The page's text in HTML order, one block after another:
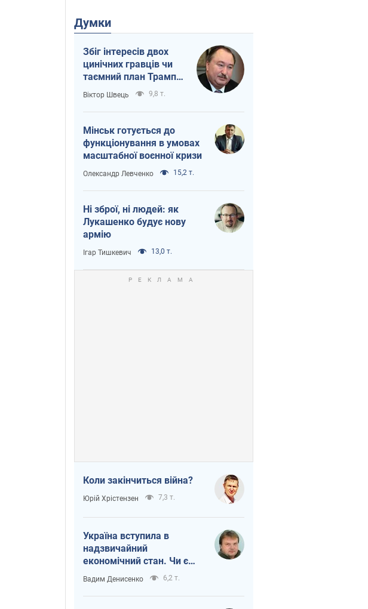
Думки
Збіг інтересів двох
цинічних гравців чи
таємний план Трампа
і Путіна?
Віктор Швець 9,8 т.
Мінськ готується до
функціонування в умовах
масштабної воєнної кризи
Олександр Левченко 15,2 т.
Ні зброї, ні людей: як
Лукашенко будує нову
армію
Ігар Тишкевич 13,0 т.
Коли закінчиться війна?
Юрій Хрістензен 7,3 т.
Україна вступила в
надзвичайний
економічний стан. Чи є
світло вкінці тунелю?
Вадим Денисенко 6,2 т.